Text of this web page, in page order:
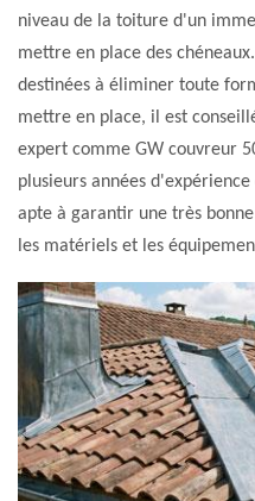
niveau de la toiture d'un
mettre en place des
destinées à éliminer toute
mettre en place, il est
expert comme GW couvreur
plusieurs années
apte à garantir une très
les matériels et les